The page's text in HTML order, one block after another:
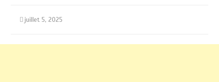
juillet 5, 2025